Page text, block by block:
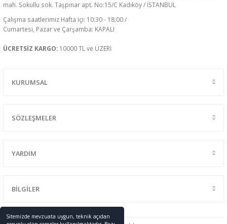
Sitemizde mevzuata uygun, teknik açıdan
mah. Sokullu sok. Taşpınar apt. No:15/C Kadıköy / İSTANBUL
Çalışma saatlerimiz Hafta içi: 10:30 - 18:00 /
Cumartesi, Pazar ve Çarşamba: KAPALI
ÜCRETSİZ KARGO: 10000 TL ve ÜZERİ
KURUMSAL
SÖZLEŞMELER
YARDIM
BİLGİLER